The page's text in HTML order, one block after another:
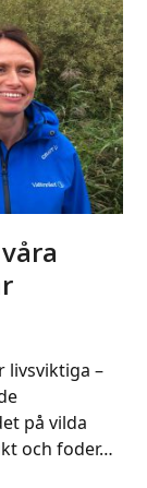
livsviktiga –
på vilda
och foder…